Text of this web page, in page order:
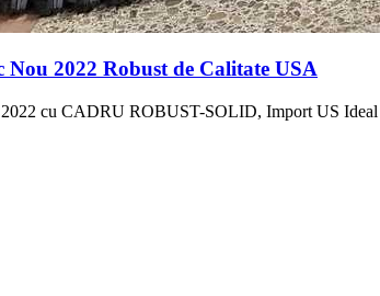
2022 Robust de Calitate USA
cu CADRU ROBUST-SOLID, Import US